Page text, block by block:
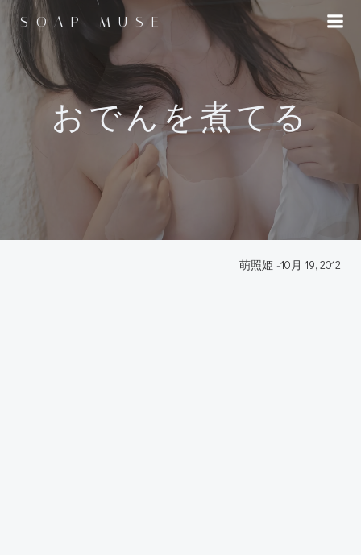
コ
ツ
へ
ス
SOAP MUSE
おでんを煮てる
萌照姫 -10月 19, 2012